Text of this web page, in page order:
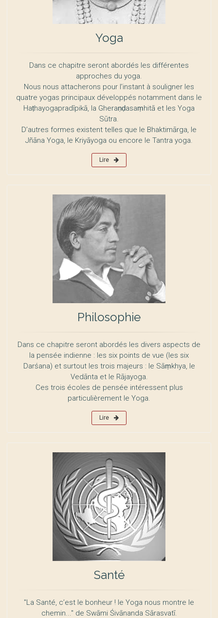
Yoga
Dans ce chapitre seront abordés les différentes
approches du yoga.
Nous nous attacherons pour l’instant à souligner les
quatre yogas principaux développés notamment dans le
Haṭhayogapradīpikā, la Gheraṇḍasaṃhitā et les Yoga
Sūtra.
D’autres formes existent telles que le Bhaktimārga, le
Jñāna Yoga, le Kriyāyoga ou encore le Tantra yoga.
Lire
Philosophie
Dans ce chapitre seront abordés les divers aspects de
la pensée indienne : les six points de vue (les six
Darśana) et surtout les trois majeurs : le Sāṃkhya, le
Vedānta et le Rājayoga.
Ces trois écoles de pensée intéressent plus
particulièrement le Yoga.
Lire
Santé
"La Santé, c’est le bonheur ! le Yoga nous montre le
chemin..." de Swāmi Śivānanda Sārasvatī.